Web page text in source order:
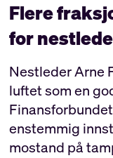
Flere
for
Nestleder Arne
luftet som en
enstemmig
mostand på